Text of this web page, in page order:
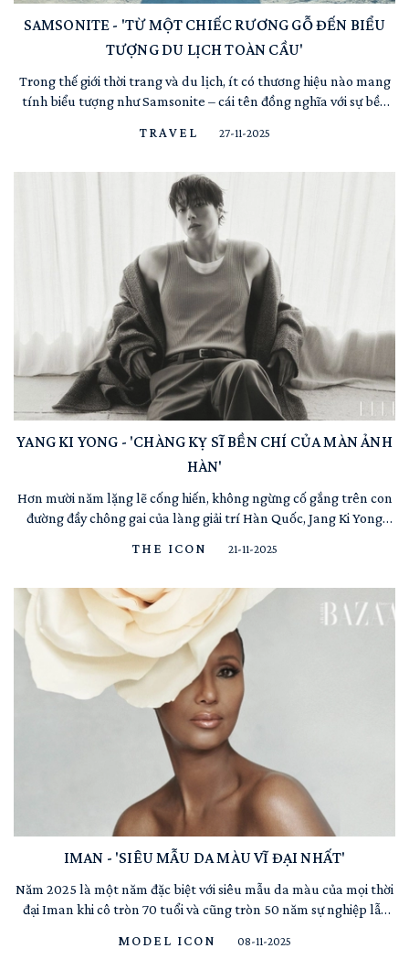
SAMSONITE - 'TỪ MỘT CHIẾC RƯƠNG GỖ ĐẾN BIỂU
TƯỢNG DU LỊCH TOÀN CẦU'
Trong thế giới thời trang và du lịch, ít có thương hiệu nào mang
tính biểu tượng như Samsonite – cái tên đồng nghĩa với sự bền
phục những cung đường vạn dặm, Samsonite không chỉ là một
TRAVEL 27-11-2025
YANG KI YONG - 'CHÀNG KỴ SĨ BỀN CHÍ CỦA MÀN ẢNH
HÀN'
Hơn mười năm lặng lẽ cống hiến, không ngừng cố gắng trên con
đường đầy chông gai của làng giải trí Hàn Quốc, Jang Ki Yong
chàng người mẫu cao 1m88 với đôi mắt sâu thẳm và gương mặt
THE ICON 21-11-2025
IMAN - 'SIÊU MẪU DA MÀU VĨ ĐẠI NHẤT'
Năm 2025 là một năm đặc biệt với siêu mẫu da màu của mọi thời
đại Iman khi cô tròn 70 tuổi và cũng tròn 50 năm sự nghiệp lẫy
là một dòng sông dài năm mươi năm, bắt nguồn từ sa mạc
MODEL ICON 08-11-2025